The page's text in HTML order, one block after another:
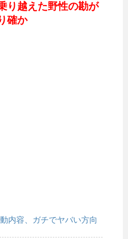
り越えた野性の勘が
確か
内容、ガチでヤバい方向